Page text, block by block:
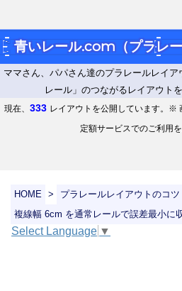
青いレール.com（プラレー
ママさん、パパさん達のプラレールレイ
レール」のつながるレイアウト
現在、 333 レイアウトを公開しています。※
定額サービスでのご利用を
HOME > プラレールレイアウトのコツ
複線幅 6cm を通常レールで誤差最小に
Select Language ▼